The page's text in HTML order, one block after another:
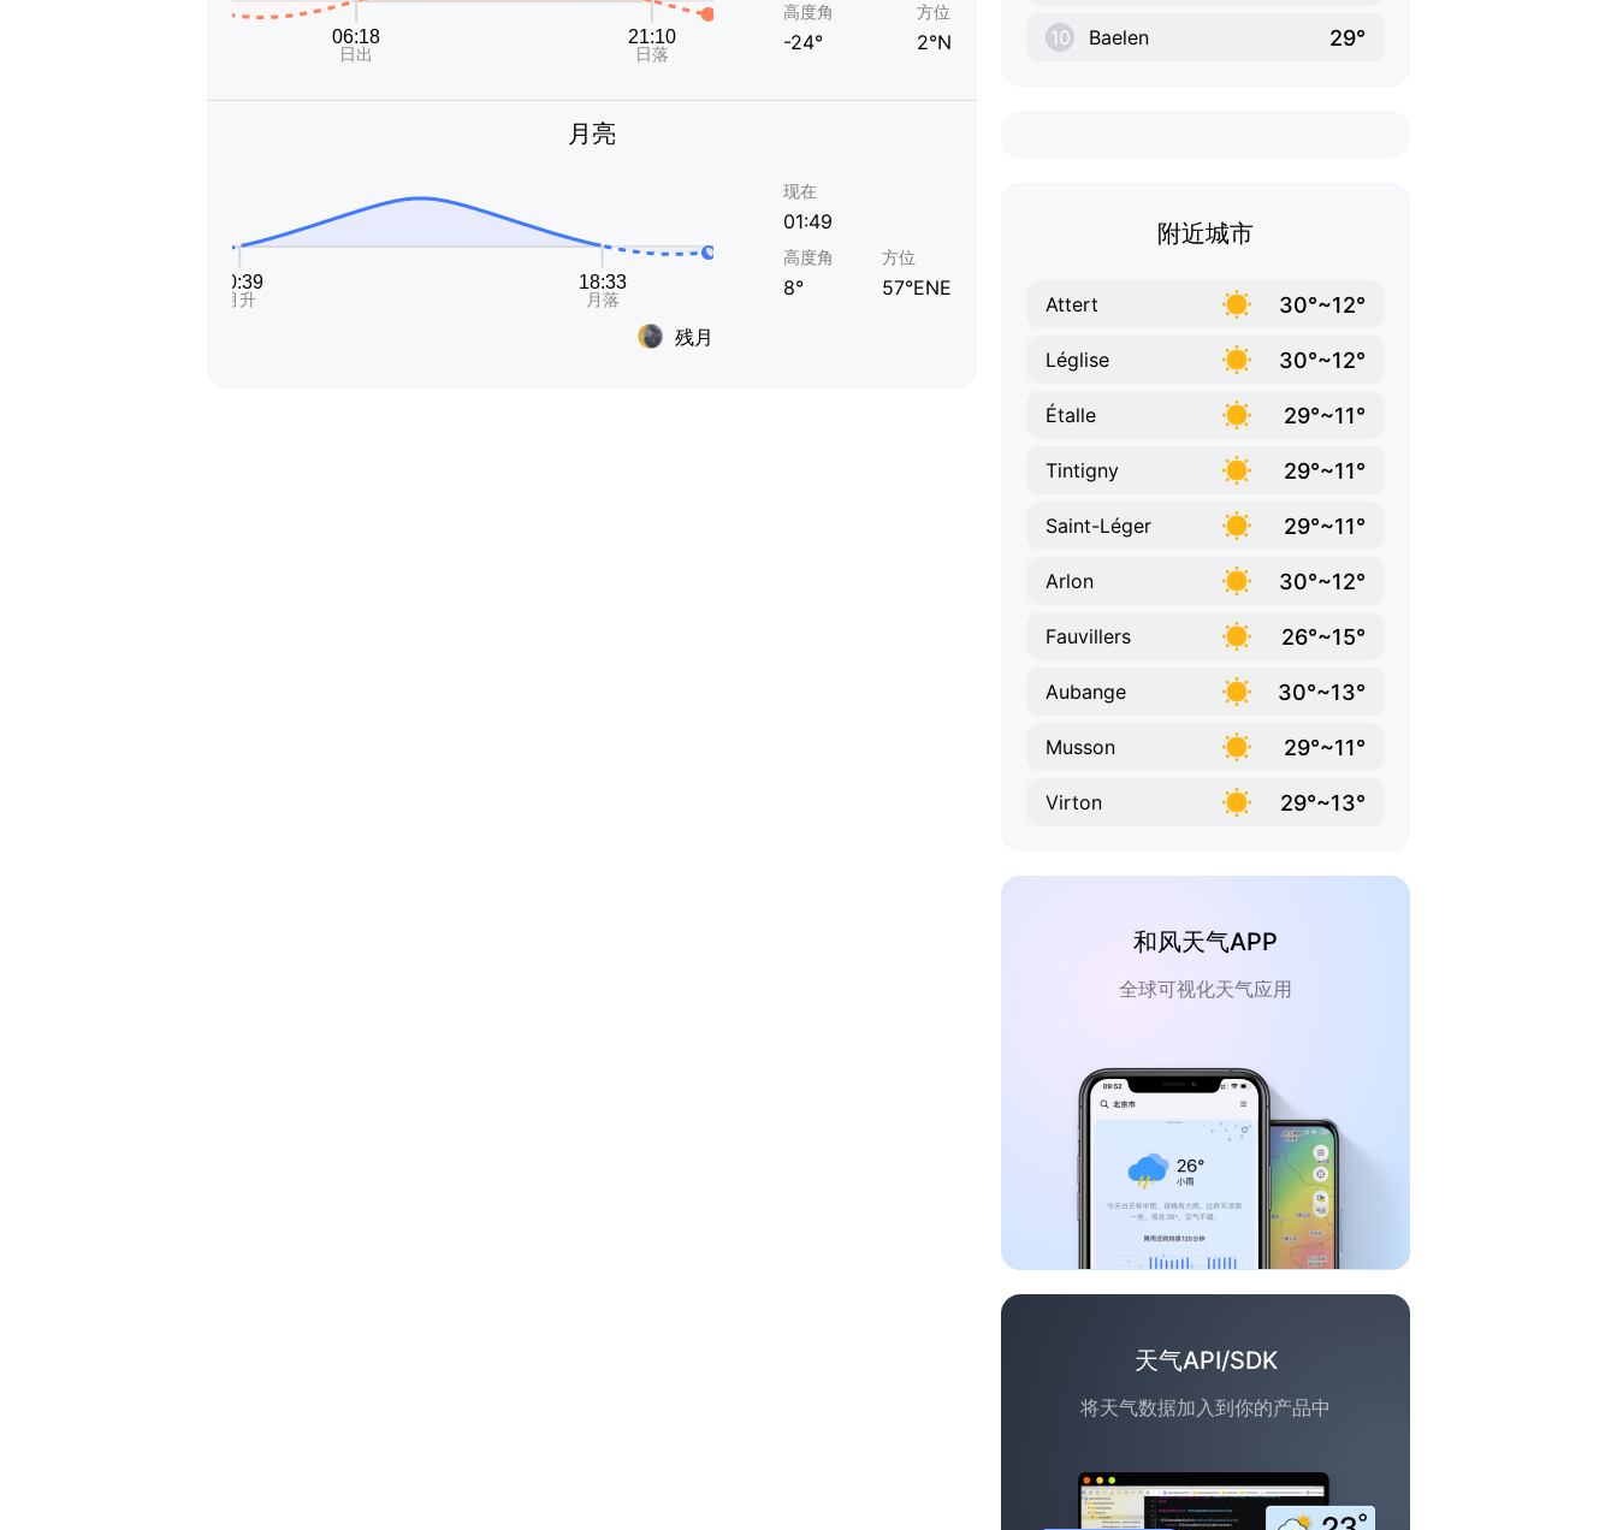
高度角
-24°
方位
2°N
月亮
残月
现在
01:49
高度角
8°
方位
57°ENE
10 Baelen 29°
附近城市
Attert 30°~12°
Léglise 30°~12°
Étalle 29°~11°
Tintigny 29°~11°
Saint-Léger 29°~11°
Arlon 30°~12°
Fauvillers 26°~15°
Aubange 30°~13°
Musson 29°~11°
Virton 29°~13°
和风天气APP
全球可视化天气应用
天气API/SDK
将天气数据加入到你的产品中